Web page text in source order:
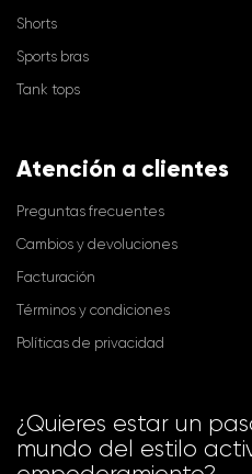
Shorts
Sports bras
Tank tops
Atención a clientes
Preguntas frecuentes
Cambios y devoluciones
Facturación
Términos y condiciones
Políticas de privacidad
¿Quieres estar un
mundo del estilo